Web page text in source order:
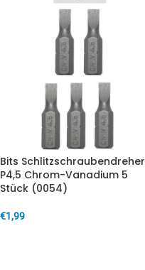
Bits Schlitzschraubendreher
P4,5 Chrom-Vanadium 5
Stück (0054)
€1,99